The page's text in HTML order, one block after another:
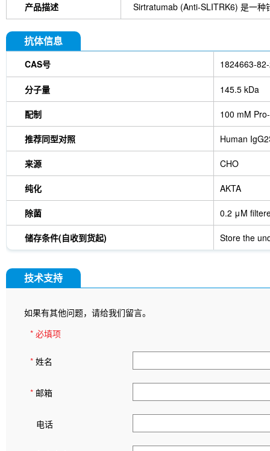
产品描述 Sirtratumab (Anti-SLITRK6) 是一
抗体信息
CAS号 1824663-
分子量 145.5 kDa
配制 100 mM
推荐同型对照 Human
来源 CHO
纯化 AKTA
除菌 0.2 μM
储存条件(自收到货起) Store the
技术支持
如果有其他问题，请给我们留言。
* 必填项
* 姓名
* 邮箱
电话